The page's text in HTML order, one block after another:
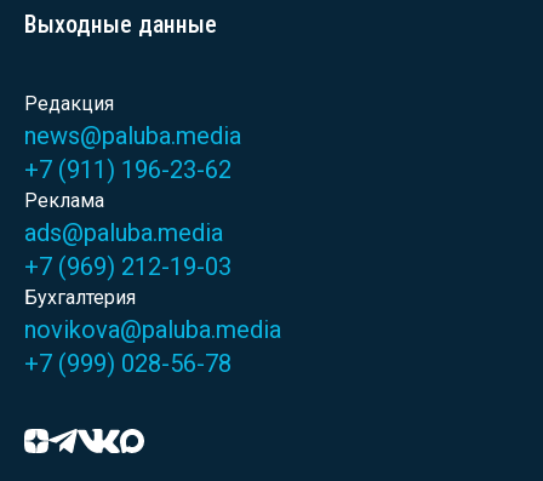
Выходные данные
Редакция
news@paluba.media
+7 (911) 196-23-62
Реклама
ads@paluba.media
+7 (969) 212-19-03
Бухгалтерия
novikova@paluba.media
+7 (999) 028-56-78